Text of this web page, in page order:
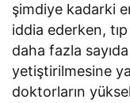
şimdiye kadarki
iddia ederken,
daha fazla
yetiştirilmesine
doktorların